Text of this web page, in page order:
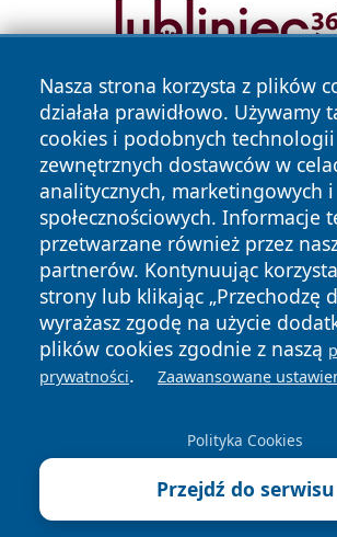
Nasza strona korzysta z plików
działała prawidłowo. Używamy
cookies i podobnych
zewnętrznych dostawców w
analitycznych, marketingowych i
społecznościowych. Informacje
przetwarzane również przez
partnerów. Kontynuując
strony lub klikając „Przechodzę
wyrażasz zgodę na użycie
plików cookies zgodnie z naszą
prywatności. Zaawansowane
Polityka Cookies
Przejdź do serwisu
Copyright © 2026 faktyrzeszow.pl
zastrzeżone.
News Autorzy
Polityka
Prywatności